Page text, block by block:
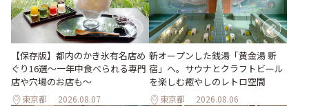
【保存版】都内のかき氷有名店め
ぐり16選～一年中食べられる専門
店や穴場のお店も～
東京都 2026.08.07
新オープンした銭湯「黄金湯 新
宿」へ。サウナとクラフトビール
を楽しむ癒やしのレトロ空間
東京都 2026.08.06